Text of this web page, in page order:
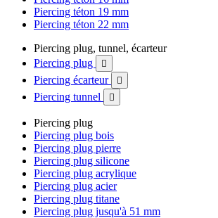
Piercing téton 19 mm
Piercing téton 22 mm
Piercing plug, tunnel, écarteur
Piercing plug

Piercing écarteur 
Piercing tunnel 
Piercing plug
Piercing plug bois
Piercing plug pierre
Piercing plug silicone
Piercing plug acrylique
Piercing plug acier
Piercing plug titane
Piercing plug jusqu'à 51 mm